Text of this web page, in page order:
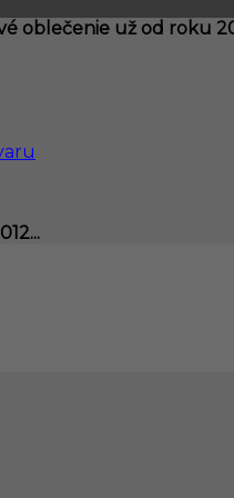
oblečenie už od roku